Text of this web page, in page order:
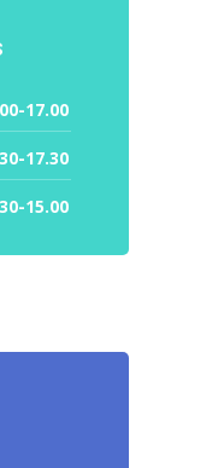
17.00
17.30
15.00